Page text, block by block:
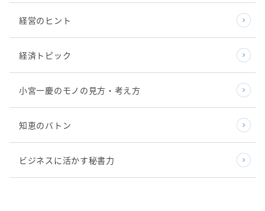
経営のヒント
経済トピック
小宮一慶のモノの見方・考え方
知恵のバトン
ビジネスに活かす秘書力